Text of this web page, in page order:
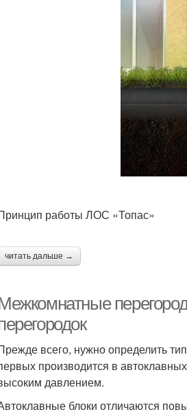
работы ЛОС «Топас»
читать дальше →
всего, нужно определить
производится в
давлением.
блоки отличаются